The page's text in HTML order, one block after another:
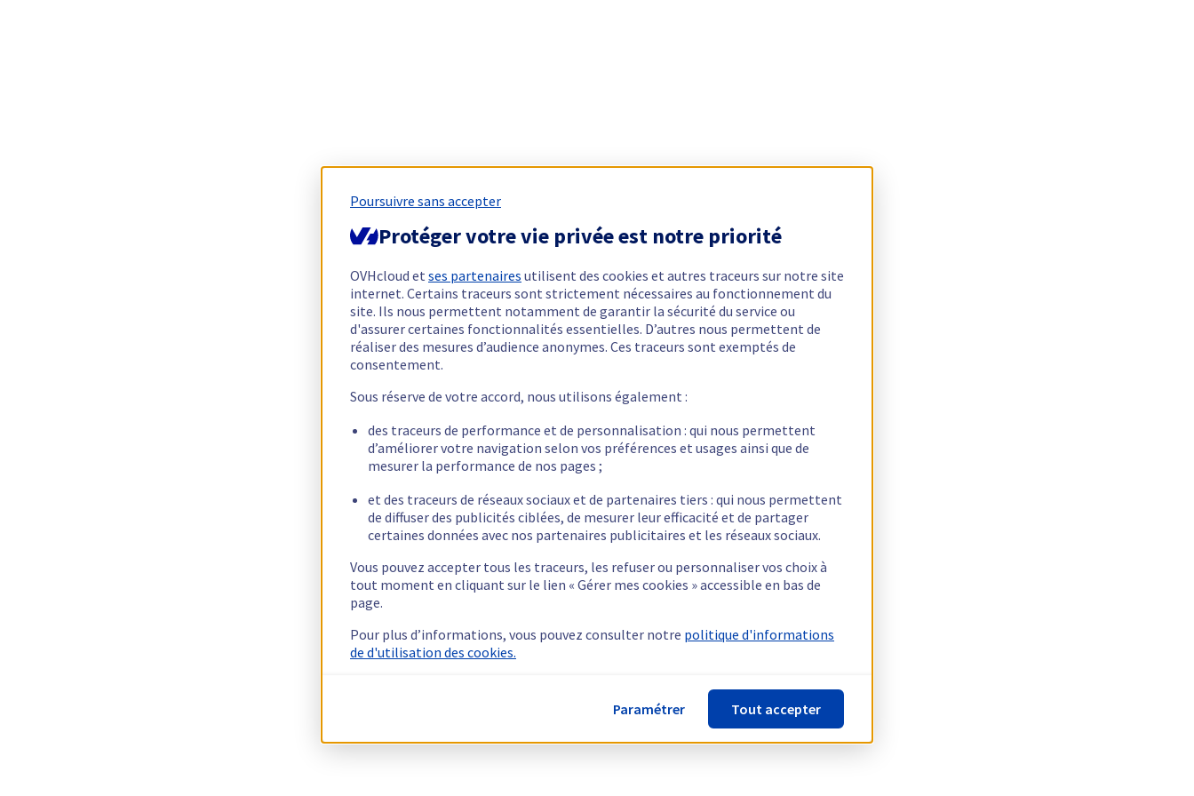
Poursuivre sans accepter
Protéger votre vie privée est notre priorité
OVHcloud et ses partenaires utilisent des cookies et autres traceurs sur notre site
internet. Certains traceurs sont strictement nécessaires au fonctionnement du
site. Ils nous permettent notamment de garantir la sécurité du service ou
d'assurer certaines fonctionnalités essentielles. D’autres nous permettent de
réaliser des mesures d’audience anonymes. Ces traceurs sont exemptés de
consentement.
Sous réserve de votre accord, nous utilisons également :
des traceurs de performance et de personnalisation : qui nous permettent
d’améliorer votre navigation selon vos préférences et usages ainsi que de
mesurer la performance de nos pages ;
et des traceurs de réseaux sociaux et de partenaires tiers : qui nous permettent
de diffuser des publicités ciblées, de mesurer leur efficacité et de partager
certaines données avec nos partenaires publicitaires et les réseaux sociaux.
Vous pouvez accepter tous les traceurs, les refuser ou personnaliser vos choix à
tout moment en cliquant sur le lien « Gérer mes cookies » accessible en bas de
page.
Pour plus d’informations, vous pouvez consulter notre politique d'informations
de d'utilisation des cookies.
Paramétrer Tout accepter